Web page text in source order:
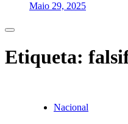
Maio 29, 2025
Etiqueta:
Nacional